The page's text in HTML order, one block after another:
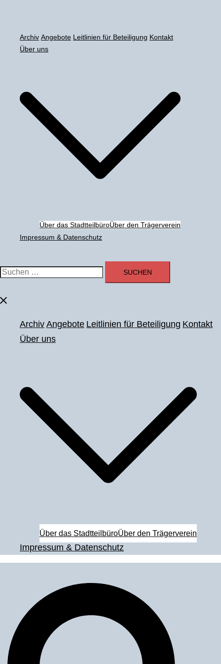
Archiv Angebote Leitlinien für Beteiligung Kontakt
Über uns
Über das StadtteilbüroÜber den Trägerverein
Impressum & Datenschutz
Suchen
Menü
Archiv Angebote Leitlinien für Beteiligung Kontakt
Über uns
Über das StadtteilbüroÜber den Trägerverein
Impressum & Datenschutz